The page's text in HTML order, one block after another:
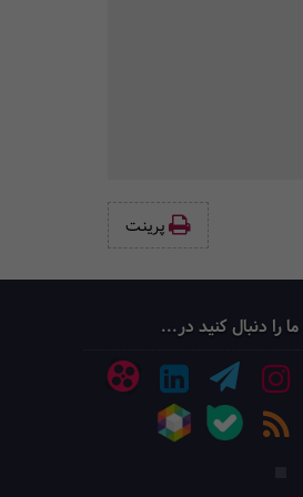
پرینت‌
ما را دنبال کنید در...